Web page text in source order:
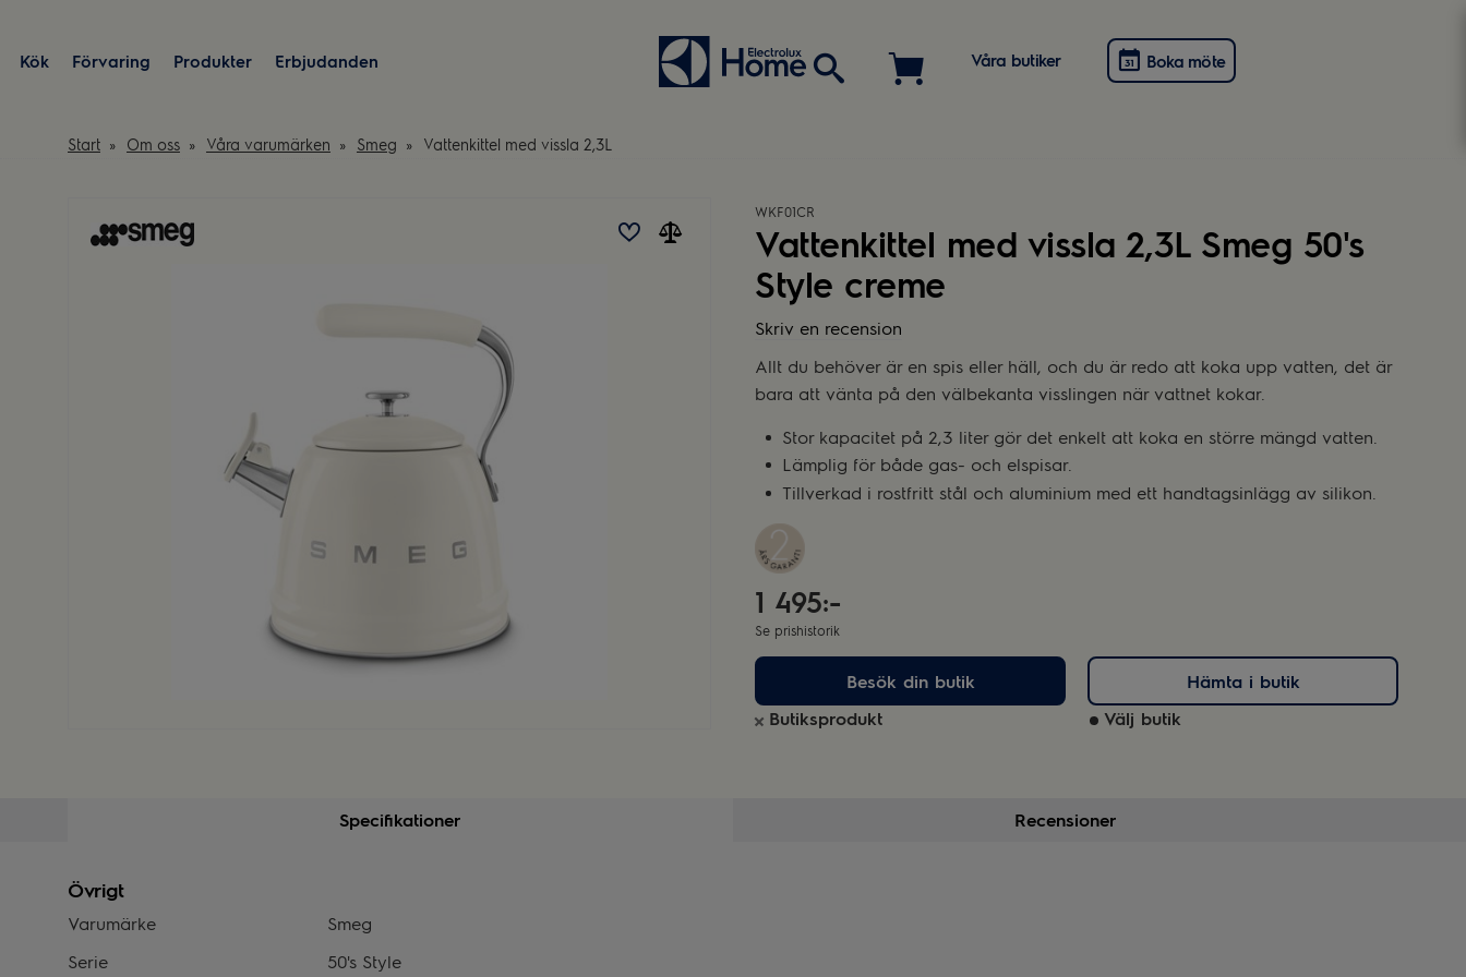
Kök Förvaring Produkter Erbjudanden Våra butiker Boka möte
Start Om oss Våra varumärken Smeg Vattenkittel med vissla 2,3L
WKF01CR
Vattenkittel med vissla 2,3L Smeg 50's
Style creme
Skriv en recension
Allt du behöver är en spis eller häll, och du är redo att koka upp vatten, det är
bara att vänta på den välbekanta visslingen när vattnet kokar.
Stor kapacitet på 2,3 liter gör det enkelt att koka en större mängd vatten.
Lämplig för både gas- och elspisar.
Tillverkad i rostfritt stål och aluminium med ett handtagsinlägg av silikon.
1 495:-
Se prishistorik
Besök din butik
Butiksprodukt
Hämta i butik
Välj butik
Specifikationer Recensioner
Övrigt
Varumärke
Smeg
Serie
50's Style